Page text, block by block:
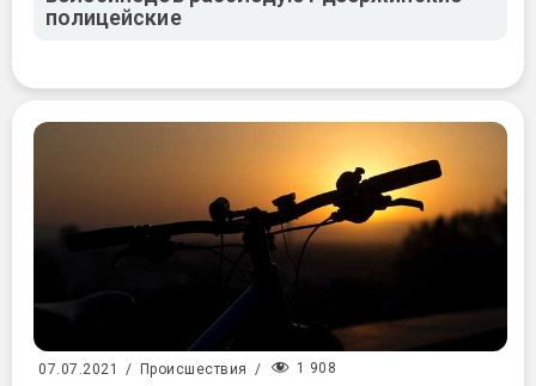
полицейские
07.07.2021 / Происшествия / 1 908